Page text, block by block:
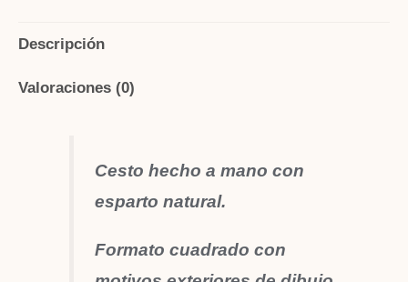
Descripción
Valoraciones (0)
Cesto hecho a mano con
esparto natural.
Formato cuadrado con